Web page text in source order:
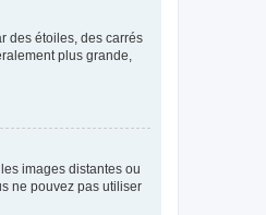
des étoiles, des carrés
plus grande,
images distantes ou
ne pouvez pas utiliser